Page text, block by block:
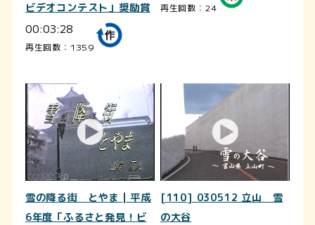
ビデオコンテスト」奨励賞
00:03:28
再生回数：1359
再生回数：24
雪の降る街 とやま | 平成
6年度「ふるさと発見！ビ
[110] 030512 立山 雪
の大谷